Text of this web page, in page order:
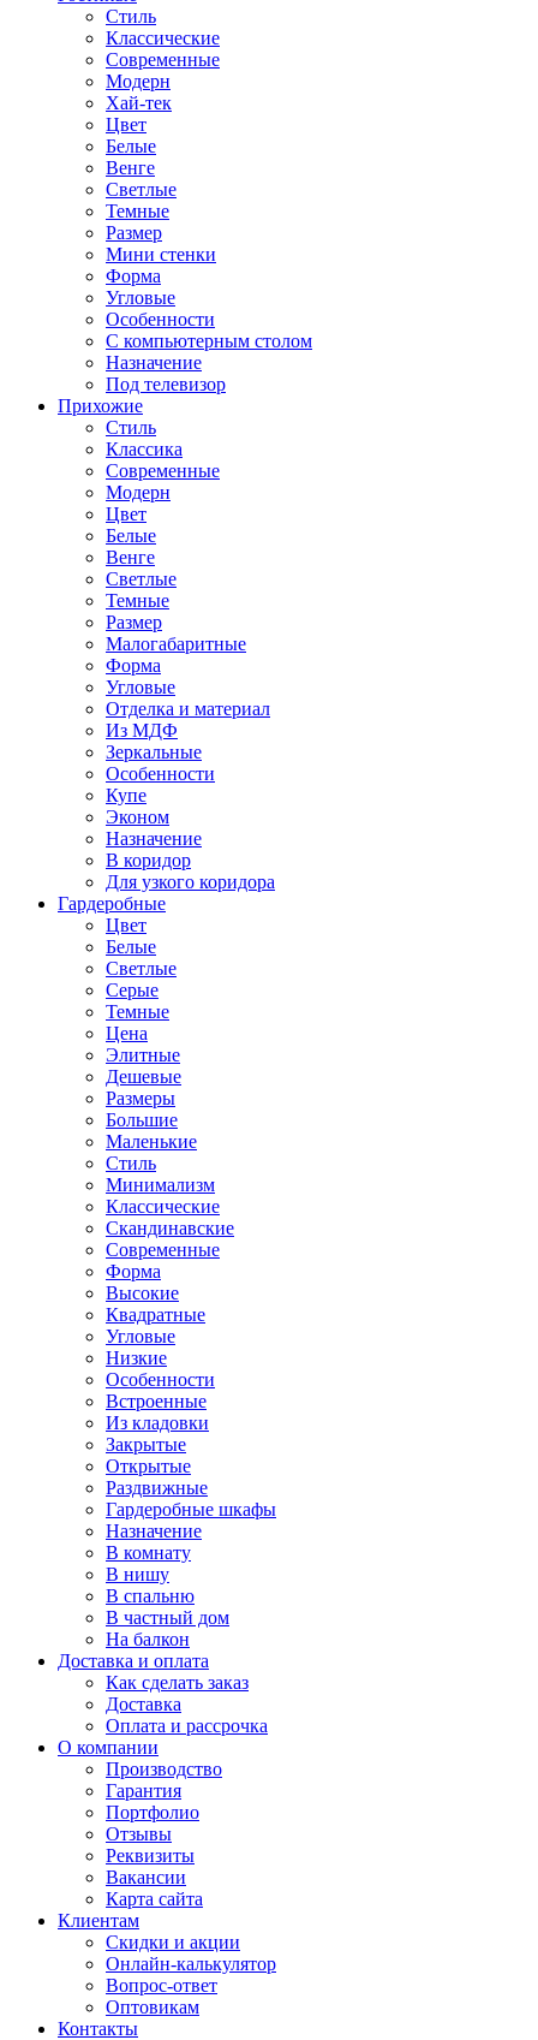
Стиль
Классические
Современные
Модерн
Хай-тек
Цвет
Белые
Венге
Светлые
Темные
Размер
Мини стенки
Форма
Угловые
Особенности
С компьютерным столом
Назначение
Под телевизор
Прихожие
Стиль
Классика
Современные
Модерн
Цвет
Белые
Венге
Светлые
Темные
Размер
Малогабаритные
Форма
Угловые
Отделка и материал
Из МДФ
Зеркальные
Особенности
Купе
Эконом
Назначение
В коридор
Для узкого коридора
Гардеробные
Цвет
Белые
Светлые
Серые
Темные
Цена
Элитные
Дешевые
Размеры
Большие
Маленькие
Стиль
Минимализм
Классические
Скандинавские
Современные
Форма
Высокие
Квадратные
Угловые
Низкие
Особенности
Встроенные
Из кладовки
Закрытые
Открытые
Раздвижные
Гардеробные шкафы
Назначение
В комнату
В нишу
В спальню
В частный дом
На балкон
Доставка и оплата
Как сделать заказ
Доставка
Оплата и рассрочка
О компании
Производство
Гарантия
Портфолио
Отзывы
Реквизиты
Вакансии
Карта сайта
Клиентам
Скидки и акции
Онлайн-калькулятор
Вопрос-ответ
Оптовикам
Контакты